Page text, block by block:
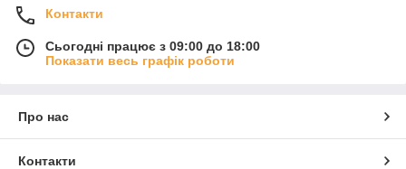
Контакти
Сьогодні працює з 09:00 до 18:00
Показати весь графік роботи
Про нас
Контакти